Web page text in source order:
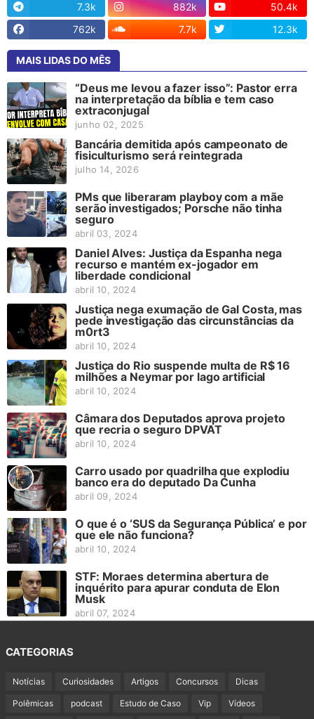
7.3k 882k
50.4k
762k
7.7k 12.3k
MAIS LIDAS DO MÊS
“Deus me levou a fazer isso”: Pastor erra
na interpretação da bíblia e tem caso
extraconjugal
junho 02, 2025
Bancária demitida após campeonato de
fisiculturismo será reintegrada
julho 14, 2026
PMs que liberaram playboy com a mãe
serão investigados; Porsche não tinha
seguro
abril 03, 2024
Daniel Alves: Justiça da Espanha nega
recurso e mantém ex-jogador em
liberdade condicional
abril 10, 2024
Justiça nega exumação de Gal Costa, mas
pede investigação das circunstâncias da
m0rt3
abril 10, 2024
Justiça do Rio suspende multa de R$ 16
milhões a Neymar por lago artificial
abril 10, 2024
Câmara dos Deputados aprova projeto
que recria o seguro DPVAT
abril 10, 2024
Carro usado por quadrilha que explodiu
banco era do deputado Da Cunha
abril 09, 2024
O que é o ‘SUS da Segurança Pública’ e por
que ele não funciona?
abril 10, 2024
STF: Moraes determina abertura de
inquérito para apurar conduta de Elon
Musk
abril 07, 2024
CATEGORIAS
Notícias Curiosidades Artigos Concursos Dicas
Polêmicas podcast Estudo de Caso Vip Vídeos